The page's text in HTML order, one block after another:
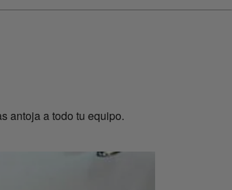
antoja a todo tu equipo.